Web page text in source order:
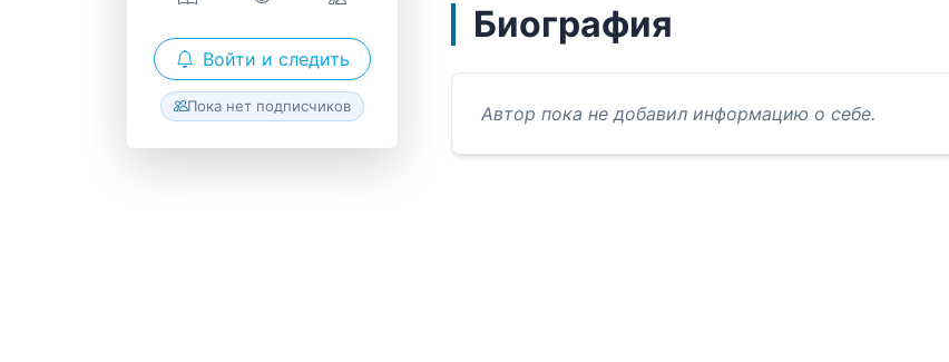
Войти и следить
Пока нет подписчиков
Биография
Автор пока не добавил информацию о себе.